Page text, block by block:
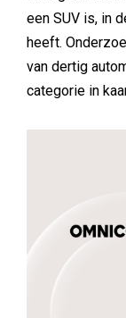
een SUV is, in
heeft.
van dertig
categorie in